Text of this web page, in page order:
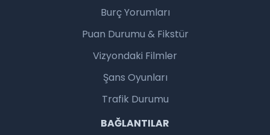
Burç Yorumları
Puan Durumu & Fikstür
Vizyondaki Filmler
Şans Oyunları
Trafik Durumu
BAĞLANTILAR